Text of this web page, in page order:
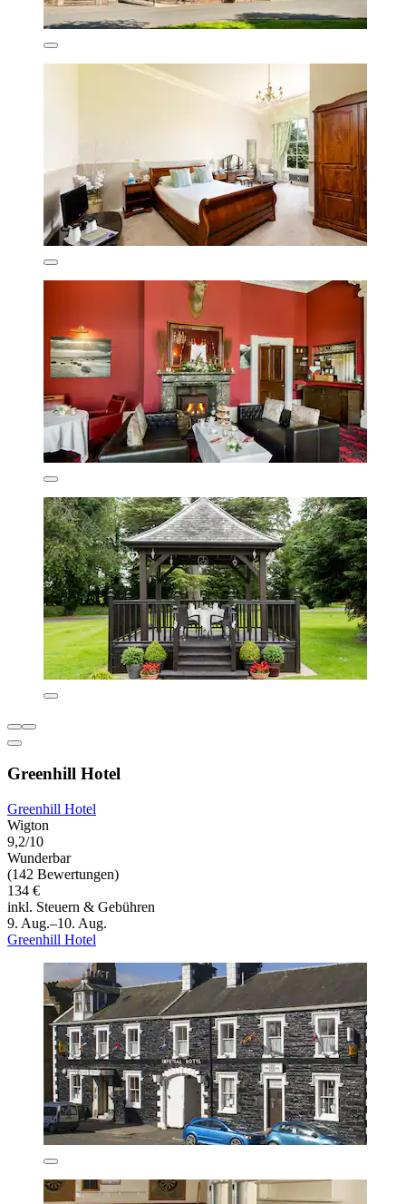
Greenhill Hotel
Greenhill Hotel
Wigton
9,2/10
Wunderbar
(142 Bewertungen)
134 €
inkl. Steuern & Gebühren
9. Aug.–10. Aug.
Greenhill Hotel